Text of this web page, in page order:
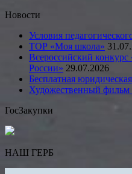
Новости
Условия
ТОР «Моя школа»
Всероссийский
России» 29.07.2026
Бесплатная
Художественный
ГосЗакупки
НАШ ГЕРБ